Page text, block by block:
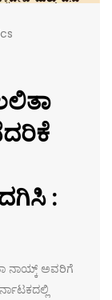
:
ನಾಯ್ಕ್ ಅವರಿಗೆ